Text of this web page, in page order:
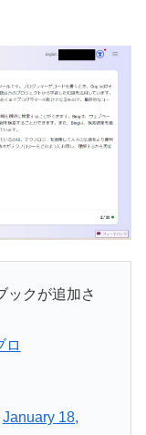
ックが追加さ
ロ
January 18,